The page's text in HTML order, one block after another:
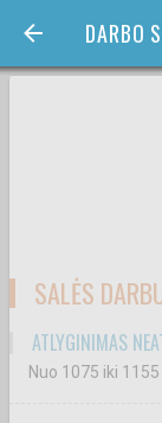
DARBO
SALĖS
ATLYGINIMAS
Nuo 1075 iki 1155